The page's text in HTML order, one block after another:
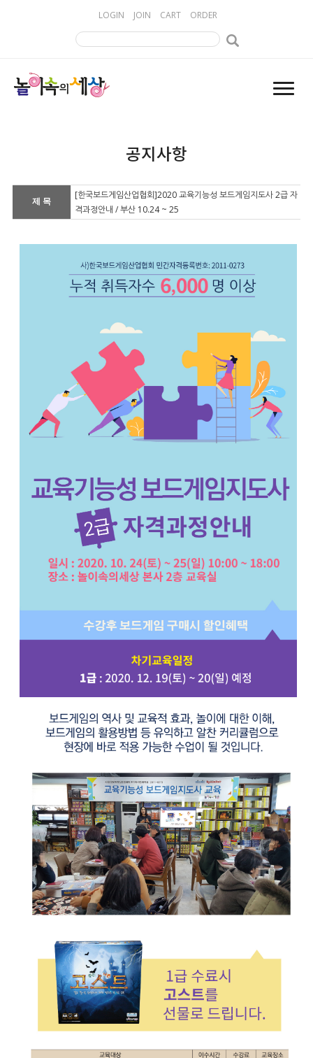
LOGIN JOIN CART ORDER
공지사항
제 목
[한국보드게임산업협회]2020 교육기능성 보드게임지도사 2급 자
격과정안내 / 부산 10.24 ~ 25